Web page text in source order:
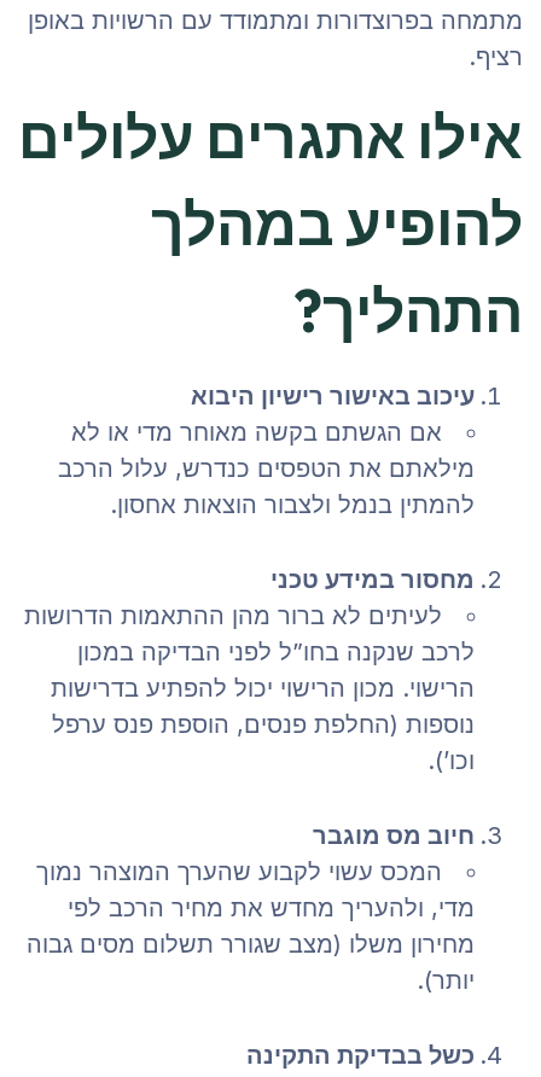
מתמחה בפרוצדורות ומתמודד עם הרשויות באופן
רציף.
אילו אתגרים עלולים
להופיע במהלך
התהליך?
עיכוב באישור רישיון היבוא
אם הגשתם בקשה מאוחר מדי או לא
מילאתם את הטפסים כנדרש, עלול הרכב
להמתין בנמל ולצבור הוצאות אחסון.
מחסור במידע טכני
לעיתים לא ברור מהן ההתאמות הדרושות
לרכב שנקנה בחו”ל לפני הבדיקה במכון
הרישוי. מכון הרישוי יכול להפתיע בדרישות
נוספות (החלפת פנסים, הוספת פנס ערפל
וכו’).
חיוב מס מוגבר
המכס עשוי לקבוע שהערך המוצהר נמוך
מדי, ולהעריך מחדש את מחיר הרכב לפי
מחירון משלו (מצב שגורר תשלום מסים גבוה
יותר).
כשל בבדיקת התקינה